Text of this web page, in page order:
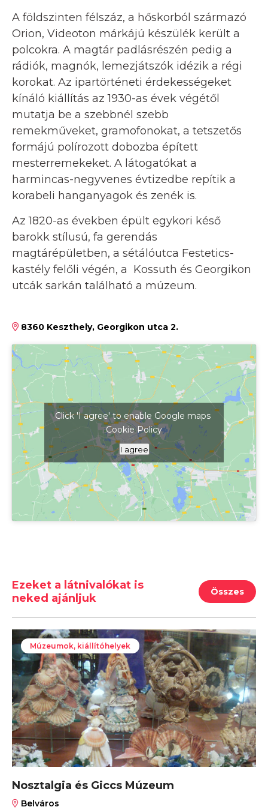
A földszinten félszáz, a hőskorból származó
Orion, Videoton márkájú készülék került a
polcokra. A magtár padlásrészén pedig a
rádiók, magnók, lemezjátszók idézik a régi
korokat. Az ipartörténeti érdekességeket
kínáló kiállítás az 1930-as évek végétől
mutatja be a szebbnél szebb
remekműveket, gramofonokat, a tetszetős
formájú polírozott dobozba épített
mesterremekeket. A látogatókat a
harmincas-negyvenes évtizedbe repítik a
korabeli hanganyagok és zenék is.
Az 1820-as években épült egykori késő
barokk stílusú, fa gerendás
magtárépületben, a sétálóutca Festetics-
kastély felőli végén, a Kossuth és Georgikon
utcák sarkán található a múzeum.
8360 Keszthely, Georgikon utca 2.
Kattints ide a térkép megjelenítéséhez
Click 'I agree' to enable Google maps
Cookie Policy
I agree
Ezeket a látnivalókat is
neked ajánljuk
Összes
Múzeumok, kiállítóhelyek
Nosztalgia és Giccs Múzeum
Belváros